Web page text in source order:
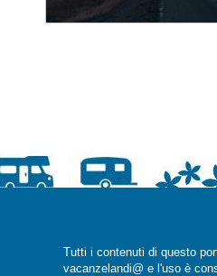
Tutti i contenuti di questo
vacanzelandi@ e l'uso è